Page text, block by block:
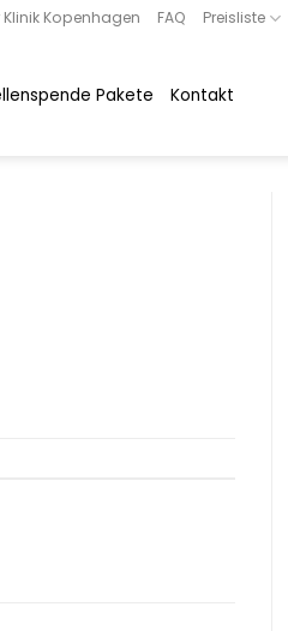
Klinik Kopenhagen FAQ Preisliste
Pakete Kontakt